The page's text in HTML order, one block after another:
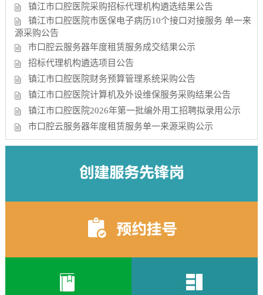
镇江市口腔医院采购招标代理机构遴选结果公告
镇江市口腔医院市医保电子病历10个接口对接服务 单一来
源采购公告
市口腔云服务器年度租赁服务成交结果公示
招标代理机构遴选项目公告
镇江市口腔医院财务预算管理系统采购公告
镇江市口腔医院计算机及外设维保服务采购结果公告
镇江市口腔医院2026年第一批编外用工招聘拟录用公示
市口腔云服务器年度租赁服务单一来源采购公示